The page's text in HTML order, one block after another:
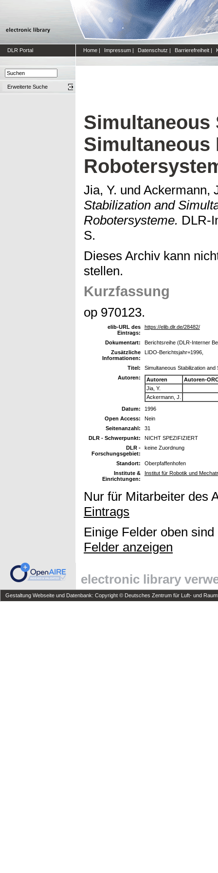
DLR Portal Home | Impressum | Datenschutz | Barrierefreiheit |
Erweiterte Suche
Simultaneous
Simultaneous
Jia, Y. und Ackermann,
Stabilization and
Robotersysteme. DLR-
S.
Dieses Archiv kann
stellen.
Kurzfassung
op 970123.
elib-URL des
Eintrags:
https://elib.dlr.de/28482/
Dokumentart:
Berichtsreihe (DLR-Interner
Zusätzliche
Informationen:
LIDO-Berichtsjahr=1996,
Titel:
Simultaneous Stabilization
Autoren:
Autoren
Autoren-
Jia, Y.
Ackermann, J.
Datum:
1996
Open Access:
Nein
Seitenanzahl:
31
DLR - Schwerpunkt:
NICHT SPEZIFIZIERT
DLR -
Forschungsgebiet:
keine Zuordnung
Standort:
Oberpfaffenhofen
Institute &
Einrichtungen:
Institut für Robotik und
Nur für Mitarbeiter des
Eintrags
Einige Felder oben
Felder anzeigen
electronic library
Gestaltung Webseite und Datenbank: Copyright © Deutsches Zentrum für Luft- und